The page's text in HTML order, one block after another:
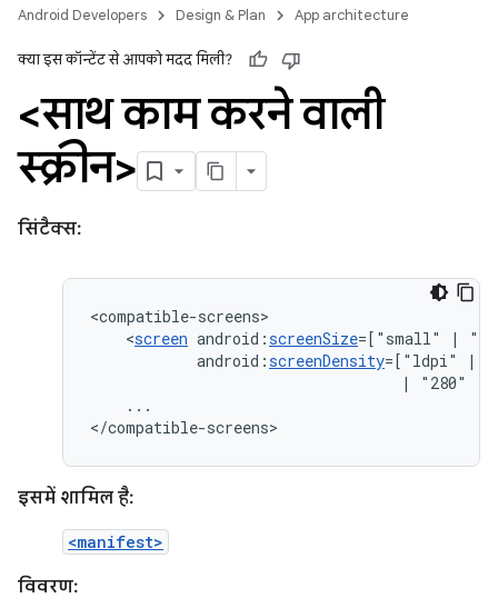
Android Developers Design & Plan App architecture
क्या इस कॉन्टेंट से आपको मदद मिली?
<साथ काम करने वाली
स्क्रीन>
सिंटैक्स:
<screen android:screenSize=["small" |
android:screenDensity=["ldpi" |
|
"280"
...
</compatible-screens>
इसमें शामिल है:
<manifest>
विवरण: